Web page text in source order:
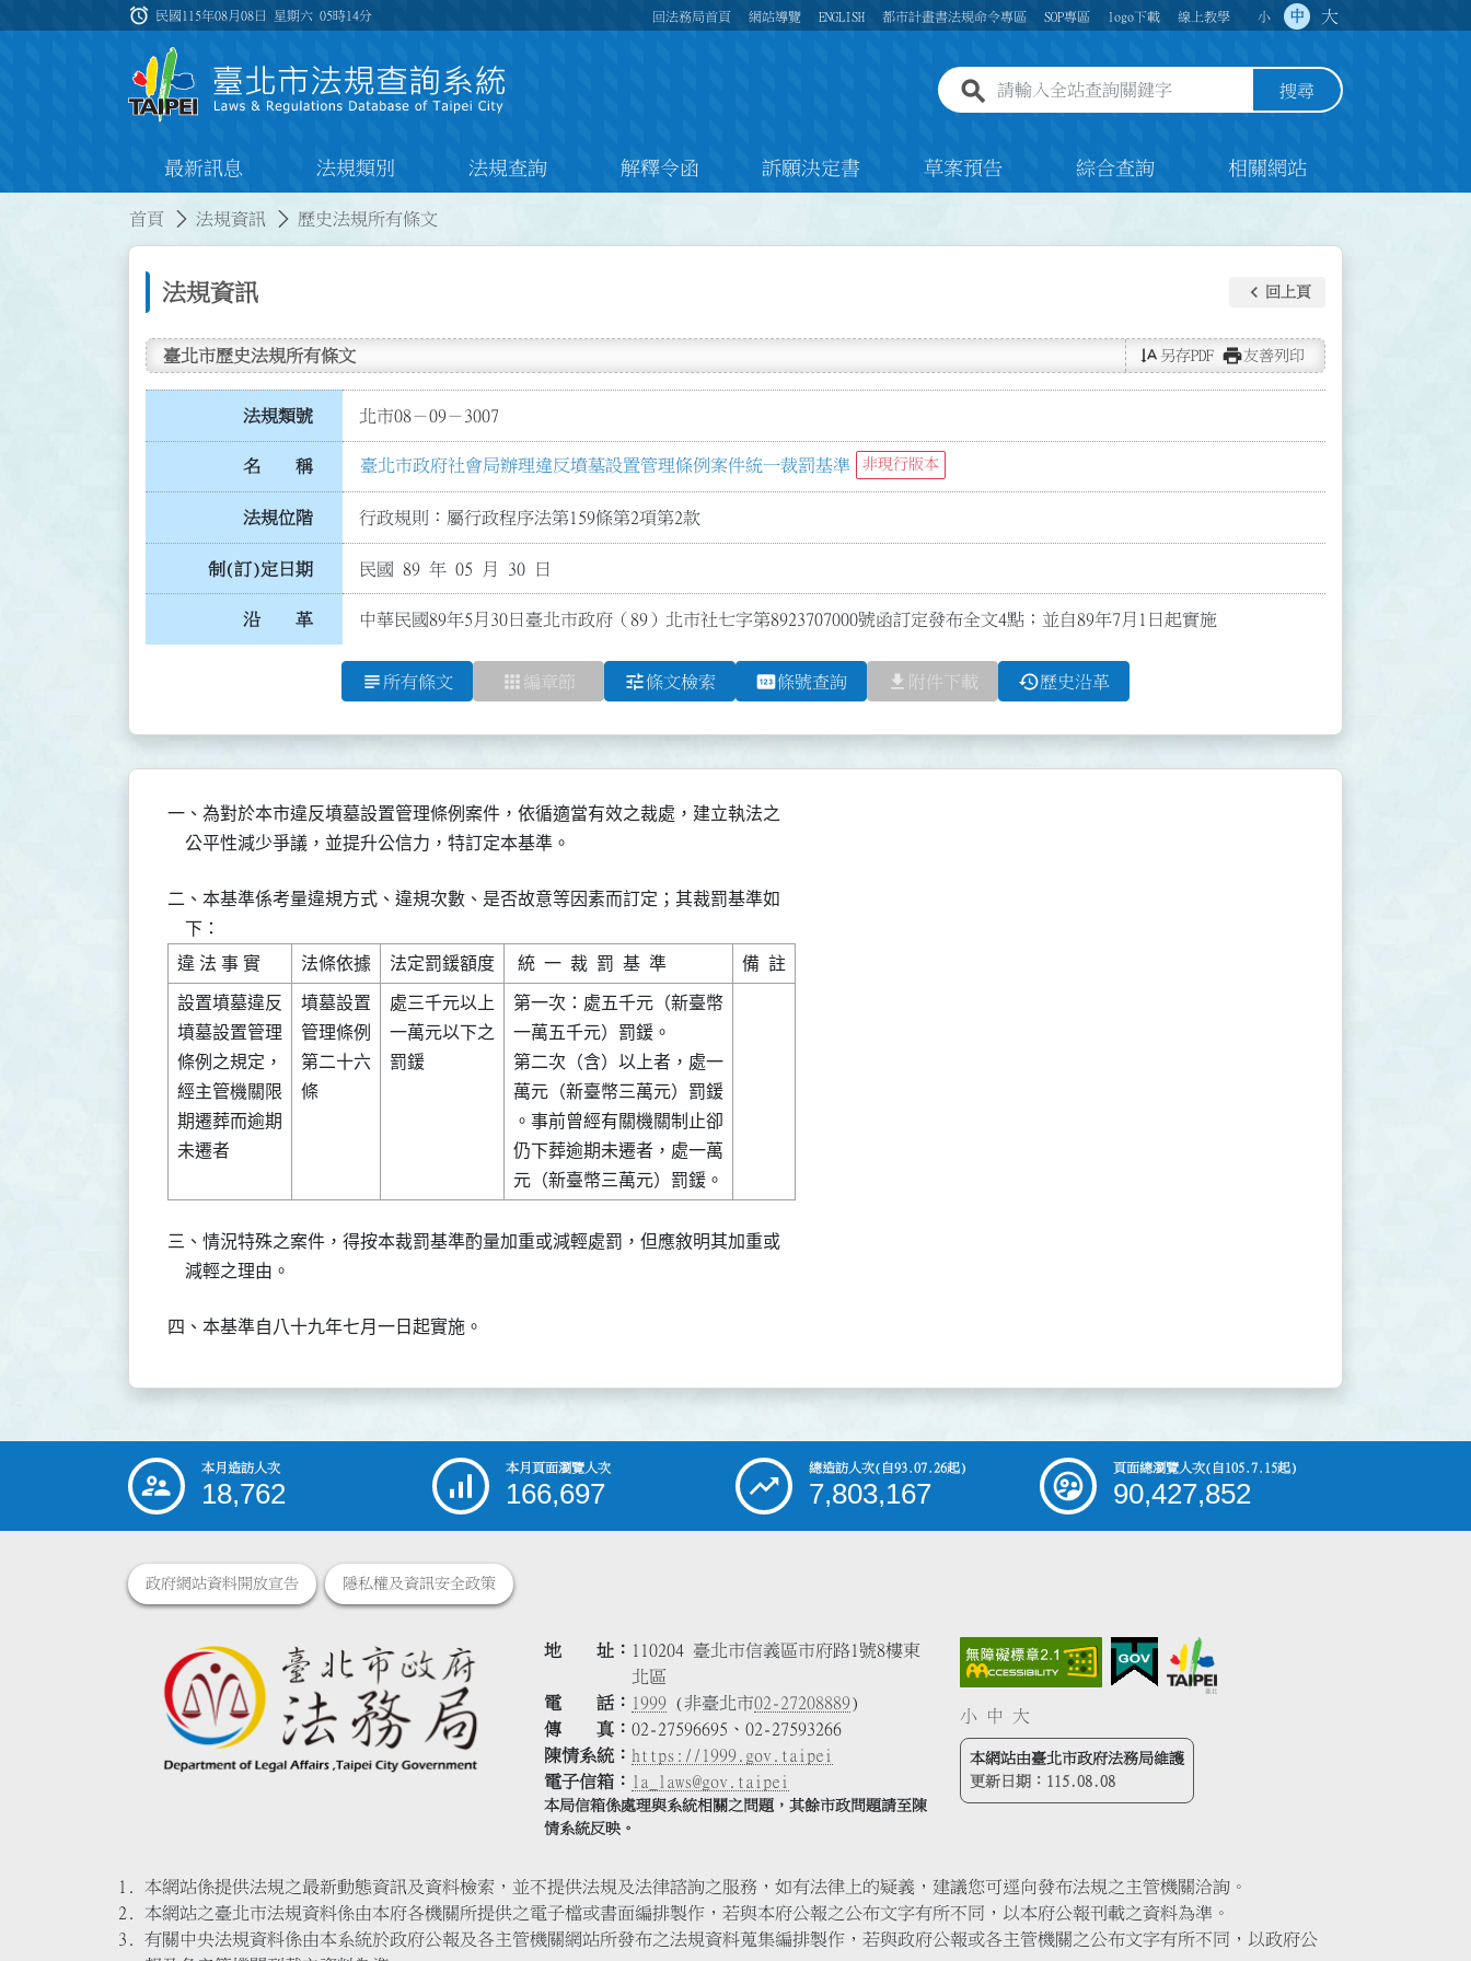
:::
alarm 民國115年08月08日 星期六05時14分 回法務局首頁 網站導覽 ENGLISH 都市計畫書法規命令專區 SOP專區 logo下載 線上教學 小 中 大
全站查詢關鍵字欄位 搜尋
最新訊息 法規類別 法規查詢 解釋令函 訴願決定書 草案預告 綜合查詢 相關網站
首頁 法規資訊 歷史法規所有條文
法規資訊 keyboard_arrow_left 回上頁
臺北市歷史法規所有條文 text_rotate_vertical 另存PDF print友善列印
法規類號 北市08－09－3007
名 稱 臺北市政府社會局辦理違反墳墓設置管理條例案件統一裁罰基準 非現行版本
法規位階 行政規則：屬行政程序法第159條第2項第2款
制(訂)定日期 民國 89 年 05 月 30 日
沿 革 中華民國89年5月30日臺北市政府（89）北市社七字第8923707000號函訂定發布全文4點；並自89年7月1日起實施
subject 所有條文 apps 編章節 tune條文檢索 pin條號查詢 file_download 附件下載 history歷史沿革
一、為對於本市違反墳墓設置管理條例案件，依循適當有效之裁處，建立執法之
    公平性減少爭議，並提升公信力，特訂定本基準。
二、本基準係考量違規方式、違規次數、是否故意等因素而訂定；其裁罰基準如
    下：
設置墳墓違反
墳墓設置管理
條例之規定，
經主管機關限
期遷葬而逾期
未遷者
墳墓設置
管理條例
第二十六
條
處三千元以上
一萬元以下之
罰鍰
第一次：處五千元（新臺幣
一萬五千元）罰鍰。
第二次（含）以上者，處一
萬元（新臺幣三萬元）罰鍰
。事前曾經有關機關制止卻
仍下葬逾期未遷者，處一萬
三、情況特殊之案件，得按本裁罰基準酌量加重或減輕處罰，但應敘明其加重或
    減輕之理由。
四、本基準自八十九年七月一日起實施。
::: 本月造訪人次
18,762
本月頁面瀏覽人次
166,697
總造訪人次(自93.07.26起)
7,803,167
頁面總瀏覽人次(自105.7.15起)
90,427,852
政府網站資料開放宣告 隱私權及資訊安全政策
地 址
110204 臺北市信義區市府路1號8樓東
北區
電 話
1999 (非臺北市02-27208889)
傳 真
02-27596695、02-27593266
陳情系統
https://1999.gov.taipei
電子信箱
la_laws@gov.taipei
本局信箱係處理與系統相關之問題，其餘市政問題請至陳
情系統反映。
小 中 大
本網站由臺北市政府法務局維護
更新日期： 115.08.08
本網站係提供法規之最新動態資訊及資料檢索，並不提供法規及法律諮詢之服務，如有法律上的疑義，建議您可逕向發布法規之主管機關洽詢。
本網站之臺北市法規資料係由本府各機關所提供之電子檔或書面編排製作，若與本府公報之公布文字有所不同，以本府公報刊載之資料為準。
有關中央法規資料係由本系統於政府公報及各主管機關網站所發布之法規資料蒐集編排製作，若與政府公報或各主管機關之公布文字有所不同，以政府公